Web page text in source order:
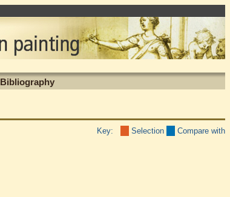
Bibliography
Key: Selection
Compare with